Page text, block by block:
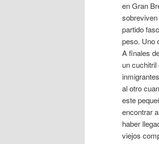
en Gran
partido
peso. Uno
A finales
un
al otro
este
encontrar
haber
viejos